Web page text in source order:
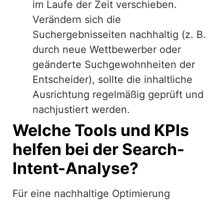
im Laufe der Zeit verschieben.
Verändern sich die
Suchergebnisseiten nachhaltig (z. B.
durch neue Wettbewerber oder
geänderte Suchgewohnheiten der
Entscheider), sollte die inhaltliche
Ausrichtung regelmäßig geprüft und
nachjustiert werden.
Welche Tools und KPIs
helfen bei der Search-
Intent-Analyse?
Für eine nachhaltige Optimierung